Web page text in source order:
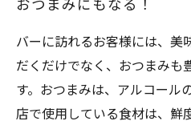
おつまみにもなる！
バーに訪れるお客様には、美
だくだけでなく、おつまみも
す。おつまみは、アルコール
店で使用している食材は、鮮